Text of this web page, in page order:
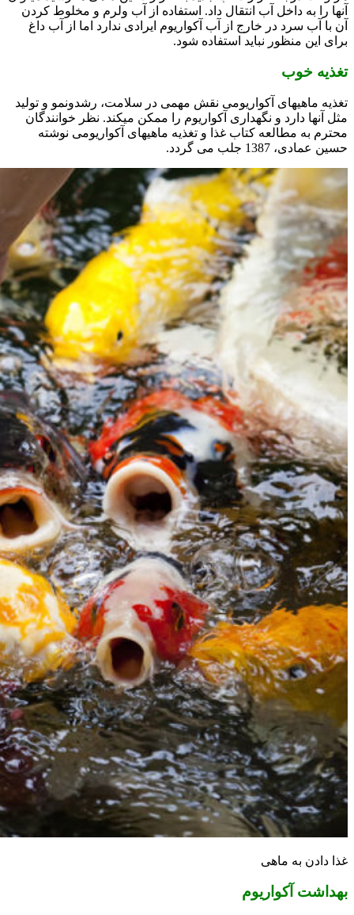
آنها را به داخل آب انتقال داد. استفاده از آب ولرم و مخلوط کردن
آن با آب سرد در خارج از آب آکواریوم ایرادی ندارد اما از آب داغ
برای این منظور نباید استفاده شود.
تغذیه خوب
تغذیه ماهیهای آکواریومی نقش مهمی در سلامت، رشدونمو و تولید
مثل آنها دارد و نگهداری آکواریوم را ممکن میکند. نظر خوانندگان
محترم به مطالعه کتاب غذا و تغذیه ماهیهای آکواریومی نوشته
حسین عمادی، 1387 جلب می گردد.
غذا دادن به ماهی
بهداشت آکواریوم